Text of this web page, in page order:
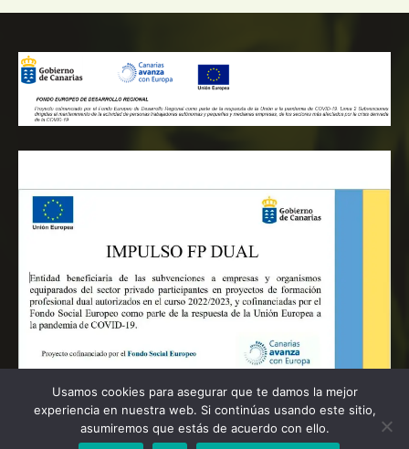
Usamos cookies para asegurar que te damos la mejor
experiencia en nuestra web. Si continúas usando este sitio,
asumiremos que estás de acuerdo con ello.